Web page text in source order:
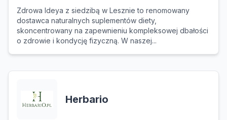
Zdrowa Ideya z siedzibą w Lesznie to renomowany
dostawca naturalnych suplementów diety,
skoncentrowany na zapewnieniu kompleksowej dbałości
o zdrowie i kondycję fizyczną. W naszej...
Herbario